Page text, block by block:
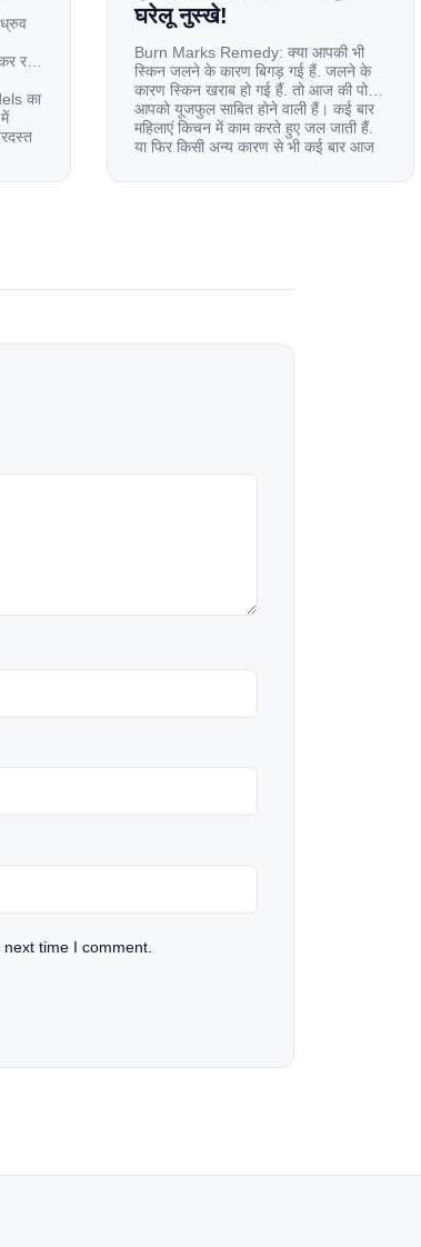
रहा
का
घरेलू नुस्खे!
Burn Marks Remedy: क्या आपकी भी
स्किन जलने के कारण बिगड़ गई हैं. जलने के
कारण स्किन खराब हो गई हैं. तो आज की पोस्ट
आपको यूजफुल साबित होने वाली हैं। कई बार
महिलाएं किचन में काम करते हुए जल जाती हैं.
या फिर किसी अन्य कारण से भी कई बार आज
time I comment.